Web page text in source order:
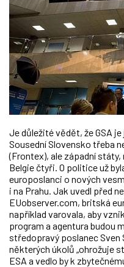
Je důležité vědět, že GSA
Sousední Slovensko třeba
(Frontex), ale západní
Belgie čtyři. O politice už
europoslanci o nových
i na Prahu. Jak uvedl před
EUobserver.com, britská
například varovala, aby
program a agentura budou
středopravý poslanec Sven
některých úkolů „ohrožuje
ESA a vedlo by k